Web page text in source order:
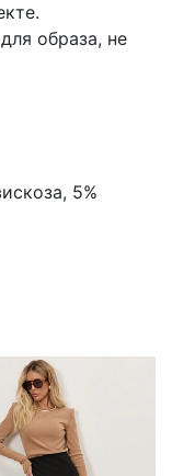
образа, не
5%